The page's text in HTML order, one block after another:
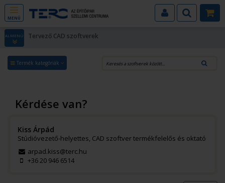
MENÜ
ALMENÜ Tervező CAD szoftverek
Termék kategóriák
Kérdése van?
Kiss Árpád
Stúdióvezető-helyettes, CAD szoftver termékfelelős és oktató
arpad.kiss@terc.hu
+36 20 946 6514